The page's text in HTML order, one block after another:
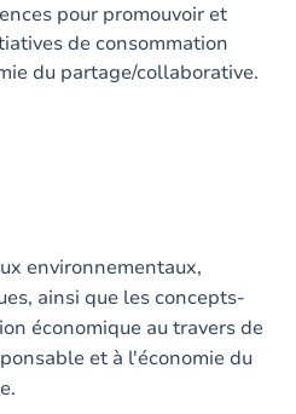
pour promouvoir et
de consommation
du partage/collaborative.
environnementaux,
ainsi que les concepts-
économique au travers de
et à l'économie du